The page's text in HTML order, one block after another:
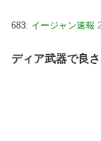
683: イージャン速報
ディア武器で良